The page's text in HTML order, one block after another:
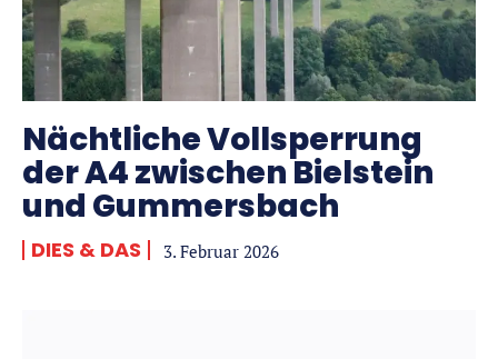
Nächtliche Vollsperrung
der A4 zwischen Bielstein
und Gummersbach
DIES & DAS 3. Februar 2026